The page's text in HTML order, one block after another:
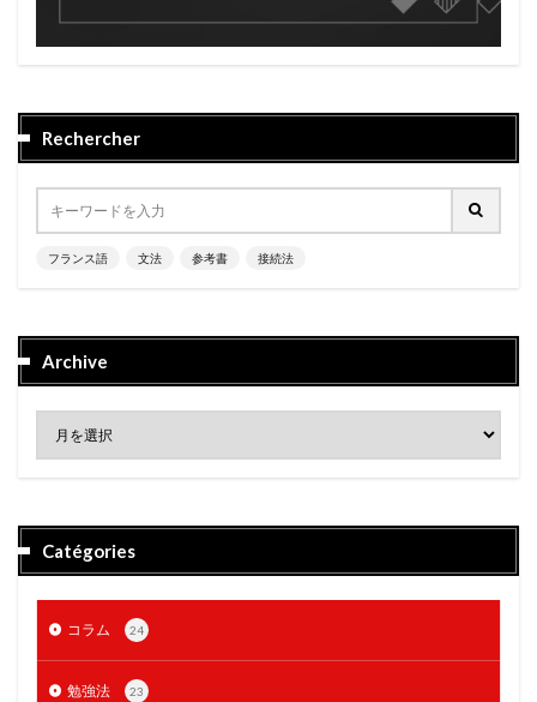
Rechercher
フランス語 文法 参考書 接続法
Archive
Catégories
コラム 24
勉強法 23